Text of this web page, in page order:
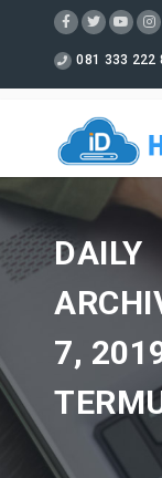
081 333 222
DAILY
7,